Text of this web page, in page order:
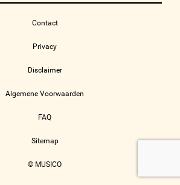
Contact
Privacy
Disclaimer
Algemene Voorwaarden
FAQ
Sitemap
© MUSICO